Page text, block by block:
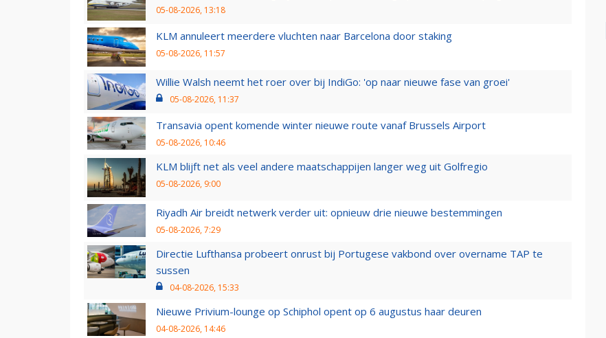
05-08-2026, 13:18
KLM annuleert meerdere vluchten naar Barcelona door staking
05-08-2026, 11:57
Willie Walsh neemt het roer over bij IndiGo: 'op naar nieuwe fase van groei'
05-08-2026, 11:37
Transavia opent komende winter nieuwe route vanaf Brussels Airport
05-08-2026, 10:46
KLM blijft net als veel andere maatschappijen langer weg uit Golfregio
05-08-2026, 9:00
Riyadh Air breidt netwerk verder uit: opnieuw drie nieuwe bestemmingen
05-08-2026, 7:29
Directie Lufthansa probeert onrust bij Portugese vakbond over overname TAP te
sussen
04-08-2026, 15:33
Nieuwe Privium-lounge op Schiphol opent op 6 augustus haar deuren
04-08-2026, 14:46